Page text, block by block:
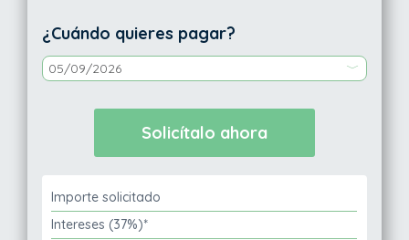
¿Cuándo quieres pagar?
Importe solicitado
Intereses (37%)*